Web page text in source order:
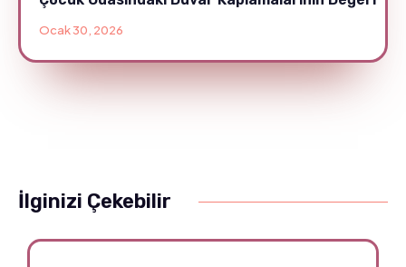
Ocak 30, 2026
İlginizi Çekebilir